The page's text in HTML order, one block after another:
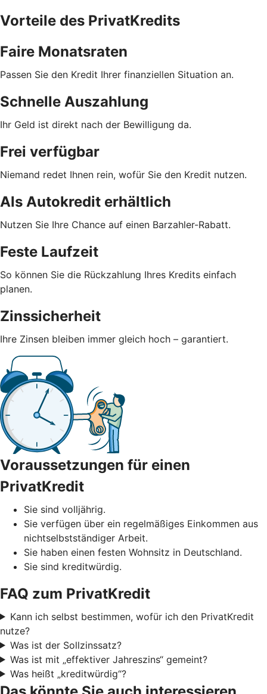
Vorteile des PrivatKredits
Faire Monatsraten
Passen Sie den Kredit Ihrer finanziellen Situation an.
Schnelle Auszahlung
Ihr Geld ist direkt nach der Bewilligung da.
Frei verfügbar
Niemand redet Ihnen rein, wofür Sie den Kredit nutzen.
Als Autokredit erhältlich
Nutzen Sie Ihre Chance auf einen Barzahler-Rabatt.
Feste Laufzeit
So können Sie die Rückzahlung Ihres Kredits einfach
planen.
Zinssicherheit
Ihre Zinsen bleiben immer gleich hoch – garantiert.
Voraussetzungen für einen
PrivatKredit
Sie sind volljährig.
Sie verfügen über ein regelmäßiges Einkommen aus
nichtselbstständiger Arbeit.
Sie haben einen festen Wohnsitz in Deutschland.
Sie sind kreditwürdig.
FAQ zum PrivatKredit
Kann ich selbst bestimmen, wofür ich den PrivatKredit
nutze?
Was ist der Sollzinssatz?
Was ist mit „effektiver Jahreszins“ gemeint?
Was heißt „kreditwürdig“?